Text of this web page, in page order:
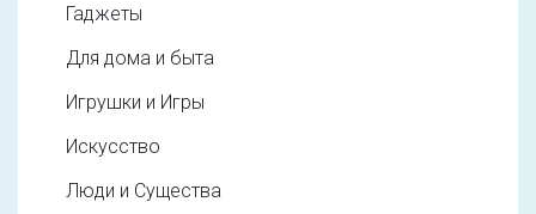
Гаджеты
Для дома и быта
Игрушки и Игры
Искусство
Люди и Существа